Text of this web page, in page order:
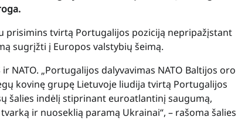
prisimins tvirtą Portugalijos poziciją nepripažįstant
sugrįžti į Europos valstybių šeimą.
„Portugalijos dalyvavimas NATO Baltijos oro
kovinę grupę Lietuvoje liudija tvirtą Portugalijos
šalies indėlį stiprinant euroatlantinį saugumą,
ir nuoseklią paramą Ukrainai“, – rašoma šalies